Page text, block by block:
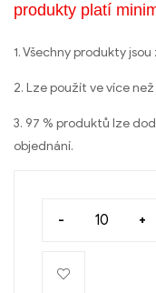
produkty platí
1. Všechny produkty
2. Lze použít ve více
3. 97 % produktů lze
objednání.
- +